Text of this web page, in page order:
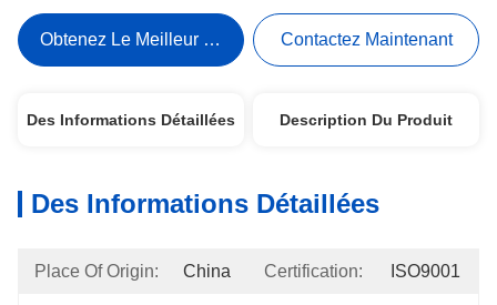
Obtenez Le Meilleur Prix Contactez Maintenant
Des Informations Détaillées Description Du Produit
Des Informations Détaillées
Place Of Origin: China Certification: ISO9001